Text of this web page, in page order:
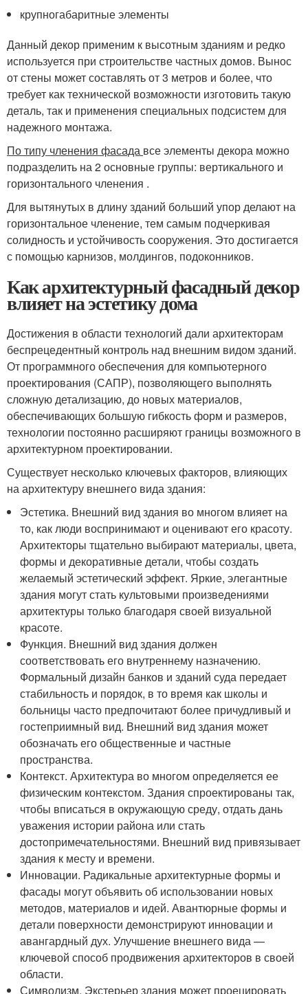
крупногабаритные элементы
Данный декор применим к высотным зданиям и редко
используется при строительстве частных домов. Вынос
от стены может составлять от 3 метров и более, что
требует как технической возможности изготовить такую
деталь, так и применения специальных подсистем для
надежного монтажа.
По типу членения фасада все элементы декора можно
подразделить на 2 основные группы: вертикального и
горизонтального членения .
Для вытянутых в длину зданий больший упор делают на
горизонтальное членение, тем самым подчеркивая
солидность и устойчивость сооружения. Это достигается
с помощью карнизов, молдингов, подоконников.
Как архитектурный фасадный декор
влияет на эстетику дома
Достижения в области технологий дали архитекторам
беспрецедентный контроль над внешним видом зданий.
От программного обеспечения для компьютерного
проектирования (САПР), позволяющего выполнять
сложную детализацию, до новых материалов,
обеспечивающих большую гибкость форм и размеров,
технологии постоянно расширяют границы возможного в
архитектурном проектировании.
Существует несколько ключевых факторов, влияющих
на архитектуру внешнего вида здания:
Эстетика. Внешний вид здания во многом влияет на
то, как люди воспринимают и оценивают его красоту.
Архитекторы тщательно выбирают материалы, цвета,
формы и декоративные детали, чтобы создать
желаемый эстетический эффект. Яркие, элегантные
здания могут стать культовыми произведениями
архитектуры только благодаря своей визуальной
красоте.
Функция. Внешний вид здания должен
соответствовать его внутреннему назначению.
Формальный дизайн банков и зданий суда передает
стабильность и порядок, в то время как школы и
больницы часто предпочитают более причудливый и
гостеприимный вид. Внешний вид здания может
обозначать его общественные и частные
пространства.
Контекст. Архитектура во многом определяется ее
физическим контекстом. Здания спроектированы так,
чтобы вписаться в окружающую среду, отдать дань
уважения истории района или стать
достопримечательностями. Внешний вид привязывает
здания к месту и времени.
Инновации. Радикальные архитектурные формы и
фасады могут объявить об использовании новых
методов, материалов и идей. Авантюрные формы и
детали поверхности демонстрируют инновации и
авангардный дух. Улучшение внешнего вида —
ключевой способ продвижения архитекторов в своей
области.
Символизм. Экстерьер здания может проецировать